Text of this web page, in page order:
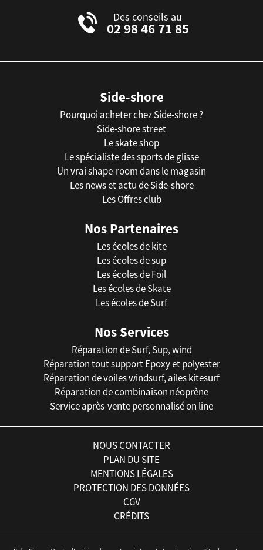
Des conseils au
02 98 46 71 85
Side-shore
Pourquoi acheter chez Side-shore ?
Side-shore street
Le skate shop
Le spécialiste des sports de glisse
Un vrai shape-room dans le magasin
Les news et actu de Side-shore
Les Offres club
Nos Partenaires
Les écoles de kite
Les écoles de sup
Les écoles de Foil
Les écoles de Skate
Les écoles de Surf
Nos Services
Réparation de Surf, Sup, wind
Réparation tout support Epoxy et polyester
Réparation de voiles windsurf, ailes kitesurf
Réparation de combinaison néoprène
Service après-vente personnalisé on line
NOUS CONTACTER
PLAN DU SITE
MENTIONS LÉGALES
PROTECTION DES DONNÉES
CGV
CRÉDITS